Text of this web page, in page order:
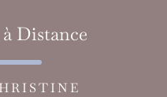
Distance